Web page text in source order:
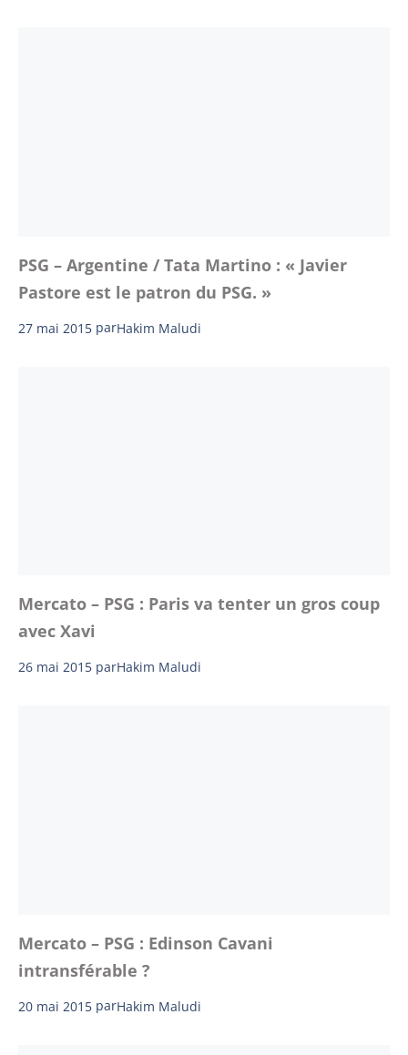
PSG – Argentine / Tata Martino : « Javier
Pastore est le patron du PSG. »
27 mai 2015 parHakim Maludi
Mercato – PSG : Paris va tenter un gros coup
avec Xavi
26 mai 2015 parHakim Maludi
Mercato – PSG : Edinson Cavani
intransférable ?
20 mai 2015 parHakim Maludi